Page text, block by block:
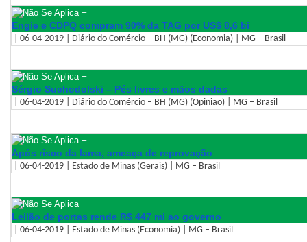
–
Engie e CDPQ compram 90% da TAG por US$ 8,6 bi
| 06-04-2019 | Diário do Comércio – BH (MG) (Economia) | MG – Brasil
–
Sérgio Suchodolski – Pés livres e mãos dadas
| 06-04-2019 | Diário do Comércio – BH (MG) (Opinião) | MG – Brasil
–
Após risco da lama, ameaça de reprovação
| 06-04-2019 | Estado de Minas (Gerais) | MG – Brasil
–
Leilão de portas rende R$ 447 mi ao governo
| 06-04-2019 | Estado de Minas (Economia) | MG – Brasil